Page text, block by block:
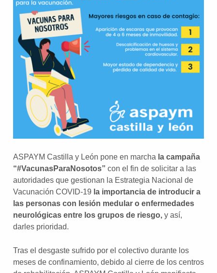
ASPAYM Castilla y León pone en marcha la campaña
“#VacunasParaNosotos” con el fin de solicitar a las
autoridades que gestionan la Estrategia Nacional de
Vacunación COVID-19 la importancia de introducir a
las personas con lesión medular o enfermedades
neurológicas entre los grupos de riesgo,y así,
darles prioridad.
Tras el desgaste sufrido por el colectivo durante los
meses de confinamiento, debido al cierre de los centros